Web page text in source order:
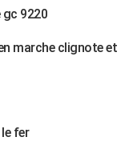
9220
marche clignote et
fer